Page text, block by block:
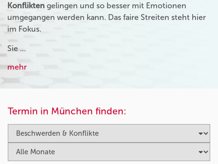
Konflikten gelingen und so besser mit Emotionen
umgegangen werden kann. Das faire Streiten steht hier
im Fokus.
Sie …
mehr
Termin in München finden: